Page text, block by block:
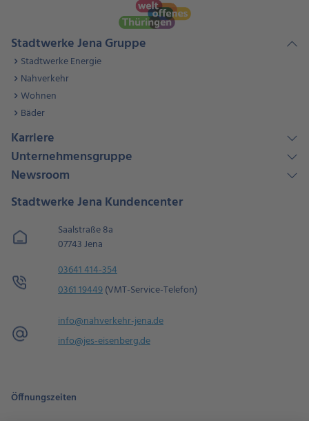
Stadtwerke Jena Gruppe
Stadtwerke Energie
Nahverkehr
Wohnen
Bäder
Karriere
Unternehmensgruppe
Newsroom
Stadtwerke Jena Kundencenter
Saalstraße 8a
07743 Jena
03641 414-354
0361 19449(VMT-Service-Telefon)
info@nahverkehr-jena.de
info@jes-eisenberg.de
Öffnungszeiten